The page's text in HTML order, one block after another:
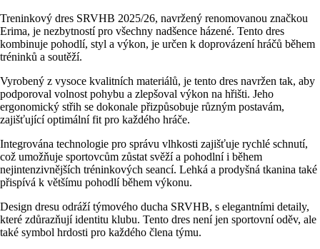
Treninkový dres SRVHB 2025/26, navržený renomovanou značkou
Erima, je nezbytností pro všechny nadšence házené. Tento dres
kombinuje pohodlí, styl a výkon, je určen k doprovázení hráčů během
tréninků a soutěží.
Vyrobený z vysoce kvalitních materiálů, je tento dres navržen tak, aby
podporoval volnost pohybu a zlepšoval výkon na hřišti. Jeho
ergonomický střih se dokonale přizpůsobuje různým postavám,
zajišťující optimální fit pro každého hráče.
Integrována technologie pro správu vlhkosti zajišťuje rychlé schnutí,
což umožňuje sportovcům zůstat svěží a pohodlní i během
nejintenzivnějších tréninkových seancí. Lehká a prodyšná tkanina také
přispívá k většímu pohodlí během výkonu.
Design dresu odráží týmového ducha SRVHB, s elegantními detaily,
které zdůrazňují identitu klubu. Tento dres není jen sportovní oděv, ale
také symbol hrdosti pro každého člena týmu.